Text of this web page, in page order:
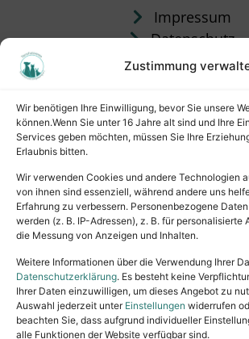
Zustimmung
Wir benötigen Ihre Einwilligung, bevor Sie unsere
können.Wenn Sie unter 16 Jahre alt sind und Ihre
Services geben möchten, müssen Sie Ihre
Erlaubnis bitten.
Wir verwenden Cookies und andere Technologien
von ihnen sind essenziell, während andere uns
Erfahrung zu verbessern. Personenbezogene
werden (z. B. IP-Adressen), z. B. für personalisierte
die Messung von Anzeigen und Inhalten.
Weitere Informationen über die Verwendung Ihrer
Datenschutzerklärung. Es besteht keine
Ihrer Daten einzuwilligen, um dieses Angebot zu
Auswahl jederzeit unter Einstellungen widerrufen
beachten Sie, dass aufgrund individueller
alle Funktionen der Website verfügbar sind.
Impressum
Datenschutz
Satzung
Copyright © 2024. All rights
Tel.: (02631) 55356
Ludwigshof 1, 56567